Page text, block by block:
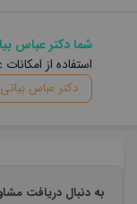
شما دکتر عباس
استفاده از
دکتر عباس
به دنبال دریافت